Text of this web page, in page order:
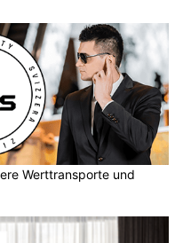
Werttransporte und